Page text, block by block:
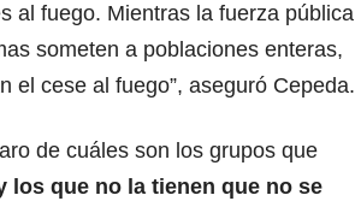
al fuego. Mientras la fuerza pública
someten a poblaciones enteras,
el cese al fuego”, aseguró Cepeda.
de cuáles son los grupos que
los que no la tienen que no se